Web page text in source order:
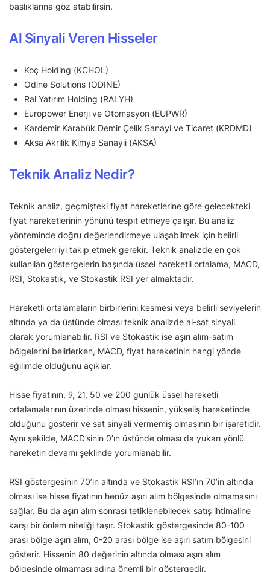
başlıklarına göz atabilirsin.
Al Sinyali Veren Hisseler
Koç Holding (KCHOL)
Odine Solutions (ODINE)
Ral Yatırım Holding (RALYH)
Europower Enerji ve Otomasyon (EUPWR)
Kardemir Karabük Demir Çelik Sanayi ve Ticaret (KRDMD)
Aksa Akrilik Kimya Sanayii (AKSA)
Teknik Analiz Nedir?
Teknik analiz, geçmişteki fiyat hareketlerine göre gelecekteki
fiyat hareketlerinin yönünü tespit etmeye çalışır. Bu analiz
yönteminde doğru değerlendirmeye ulaşabilmek için belirli
göstergeleri iyi takip etmek gerekir. Teknik analizde en çok
kullanılan göstergelerin başında üssel hareketli ortalama, MACD,
RSI, Stokastik, ve Stokastik RSI yer almaktadır.
Hareketli ortalamaların birbirlerini kesmesi veya belirli seviyelerin
altında ya da üstünde olması teknik analizde al-sat sinyali
olarak yorumlanabilir. RSI ve Stokastik ise aşırı alım-satım
bölgelerini belirlerken, MACD, fiyat hareketinin hangi yönde
eğilimde olduğunu açıklar.
Hisse fiyatının, 9, 21, 50 ve 200 günlük üssel hareketli
ortalamalarının üzerinde olması hissenin, yükseliş hareketinde
olduğunu gösterir ve sat sinyali vermemiş olmasının bir işaretidir.
Aynı şekilde, MACD’sinin 0’ın üstünde olması da yukarı yönlü
hareketin devamı şeklinde yorumlanabilir.
RSI göstergesinin 70’in altında ve Stokastik RSI’ın 70’in altında
olması ise hisse fiyatının henüz aşırı alım bölgesinde olmamasını
sağlar. Bu da aşırı alım sonrası tetiklenebilecek satış ihtimaline
karşı bir önlem niteliği taşır. Stokastik göstergesinde 80-100
arası bölge aşırı alım, 0-20 arası bölge ise aşırı satım bölgesini
gösterir. Hissenin 80 değerinin altında olması aşırı alım
bölgesinde olmaması adına önemli bir göstergedir.